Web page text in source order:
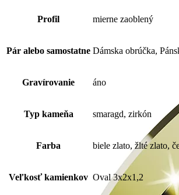
Profil mierne zaoblený
Pár alebo samostatne Dámska obrúčka,
Gravírovanie áno
Typ kameňa smaragd, zirkón
Farba biele zlato, žlté zlato,
Veľkosť kamienkov Oval 3x2x1,2